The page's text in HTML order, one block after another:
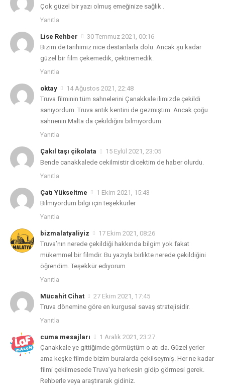
Çok güzel bir yazı olmuş emeğinize sağlık .
Yanıtla
Lise Rehber
30 Temmuz 2021, 00:16
Bizim de tarihimiz nice destanlarla dolu. Ancak şu kadar
güzel bir film çekemedik, çektiremedik.
Yanıtla
oktay
14 Ağustos 2021, 22:48
Truva filminin tüm sahnelerini Çanakkale ilimizde çekildi
sanıyordum. Truva antik kentini de gezmiştim. Ancak çoğu
sahnenin Malta da çekildiğini bilmiyordum.
Yanıtla
Çakıl taşı çikolata
15 Eylül 2021, 23:05
Bende canakkalede cekilmistir dicektim de haber olurdu.
Yanıtla
Çatı Yükseltme
1 Ekim 2021, 15:43
Bilmiyordum bilgi için teşekkürler
Yanıtla
bizmalatyaliyiz
17 Ekim 2021, 08:26
Truva’nın nerede çekildiği hakkında bilgim yok fakat
mükemmel bir filmdir. Bu yazıyla birlikte nerede çekildiğini
öğrendim. Teşekkür ediyorum
Yanıtla
Mücahit Cihat
27 Ekim 2021, 17:45
Truva dönemine göre en kurgusal savaş stratejisidir.
Yanıtla
cuma mesajları
1 Aralık 2021, 23:27
Çanakkale ye gittiğimde görmüştüm o atı da. Güzel yerler
ama keşke filmde bizim buralarda çekilseymiş. Her ne kadar
filmi çekilmesede Truva’ya herkesin gidip görmesi gerek.
Rehberle veya araştırarak gidiniz.